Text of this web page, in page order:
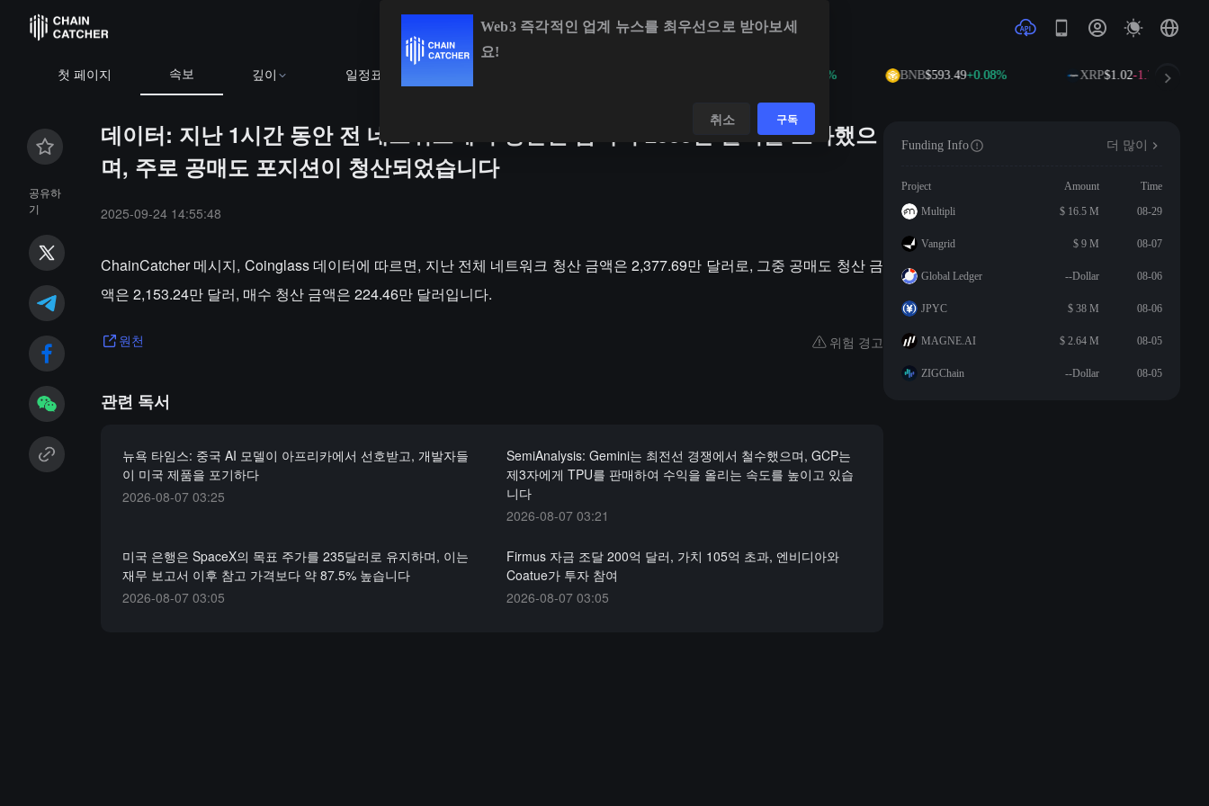
첫 페이지 속보 깊이 일정표 +0.12% BNB$593.49+0.08% XRP$1.02-1.75%
공유하
기
데이터: 지난 1시간 동안 전 네트워크에서 청산된 금액이 2300만 달러를 초과했으
며, 주로 공매도 포지션이 청산되었습니다
2025-09-24 14:55:48
ChainCatcher 메시지, Coinglass 데이터에 따르면, 지난 전체 네트워크 청산 금액은 2,377.69만 달러로, 그중 공매도 청산 금
액은 2,153.24만 달러, 매수 청산 금액은 224.46만 달러입니다.
원천 위험 경고
관련 독서
뉴욕 타임스: 중국 AI 모델이 아프리카에서 선호받고, 개발자들
이 미국 제품을 포기하다
2026-08-07 03:25
SemiAnalysis: Gemini는 최전선 경쟁에서 철수했으며, GCP는
제3자에게 TPU를 판매하여 수익을 올리는 속도를 높이고 있습
니다
2026-08-07 03:21
미국 은행은 SpaceX의 목표 주가를 235달러로 유지하며, 이는
재무 보고서 이후 참고 가격보다 약 87.5% 높습니다
2026-08-07 03:05
Firmus 자금 조달 200억 달러, 가치 105억 초과, 엔비디아와
Coatue가 투자 참여
2026-08-07 03:05
Funding Info 더 많이
Project Amount
Time
Multipli
$ 16.5 M 08-29
Vangrid $ 9 M 08-07
Global Ledger --Dollar 08-06
JPYC $ 38 M 08-06
MAGNE.AI $ 2.64 M 08-05
ZIGChain --Dollar 08-05
Web3 즉각적인 업계 뉴스를 최우선으로 받아보세
요!
취소 구독